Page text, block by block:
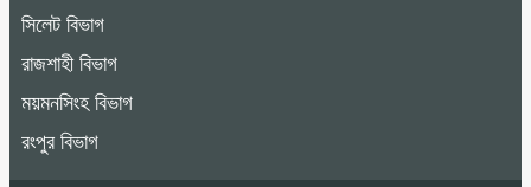
সিলেট বিভাগ
রাজশাহী বিভাগ
ময়মনসিংহ বিভাগ
রংপুর বিভাগ